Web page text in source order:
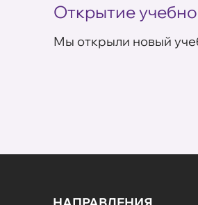
Открытие
Мы открыли новый